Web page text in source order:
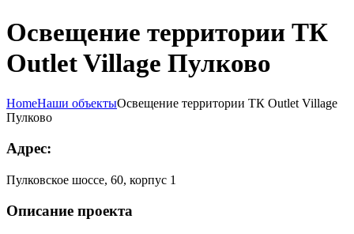
Освещение территории ТК
Outlet Village Пулково
HomeНаши объектыОсвещение территории ТК Outlet Village
Пулково
Адрес:
Пулковское шоссе, 60, корпус 1
Описание проекта